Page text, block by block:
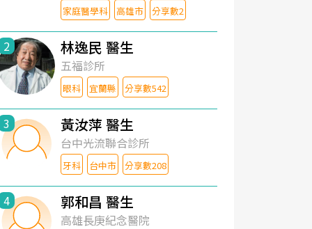
家庭醫學科 高雄市 分享數2
2 林逸民 醫生
五福診所
眼科 宜蘭縣 分享數542
3 黃汝萍 醫生
台中光流聯合診所
牙科 台中市 分享數208
4 郭和昌 醫生
高雄長庚紀念醫院